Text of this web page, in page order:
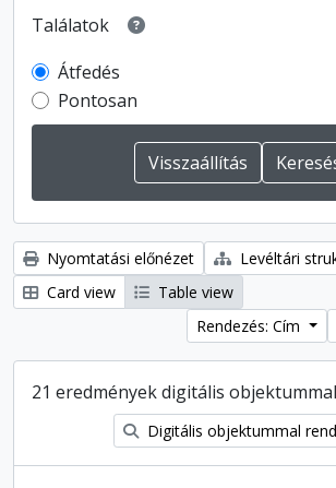
Találatok
Átfedés
Pontosan
Nyomtatási előnézet
Levéltári
Card view
Table view
Rendezés: Cím
21 eredmények digitális
Digitális objektummal